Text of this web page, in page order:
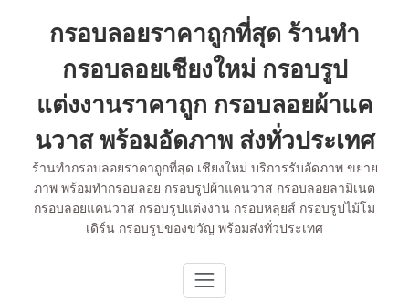
กรอบลอยราคาถูกที่สุด ร้านทำ
กรอบลอยเชียงใหม่ กรอบรูป
แต่งงานราคาถูก กรอบลอยผ้าแค
นวาส พร้อมอัดภาพ ส่งทั่วประเทศ
ร้านทำกรอบลอยราคาถูกที่สุด เชียงใหม่ บริการรับอัดภาพ ขยาย
ภาพ พร้อมทำกรอบลอย กรอบรูปผ้าแคนวาส กรอบลอยลามิเนต
กรอบลอยแคนวาส กรอบรูปแต่งงาน กรอบหลุยส์ กรอบรูปไม้โม
เดิร์น กรอบรูปของขวัญ พร้อมส่งทั่วประเทศ